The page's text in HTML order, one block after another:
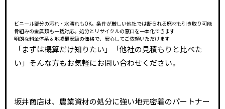
ビニール部分の汚れ・水濡れもOK。条件が厳しい他社では断られる廃材も引き取り可能
骨組みの金属類も一括対応。処分とリサイクルの窓口を一本化できます
明朗な料金体系＆地域最安級の価格で、安心してご依頼いただけます
「まずは概算だけ知りたい」「他社の見積もりと比べた
い」そんな方もお気軽にお問い合わせください。
坂井商店は、農業資材の処分に強い地元密着のパートナー